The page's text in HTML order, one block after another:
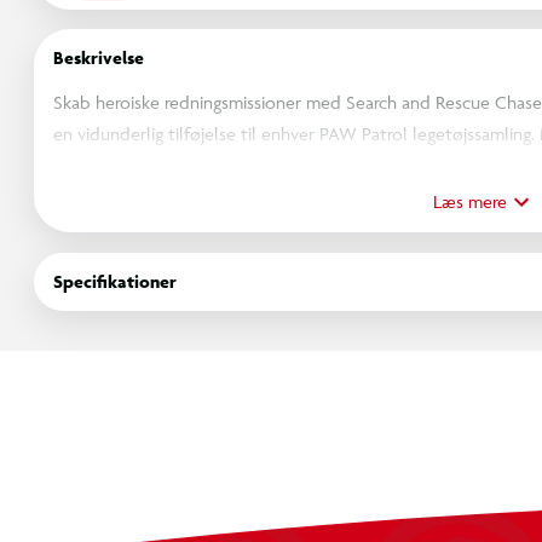
Beskrivelse
Skab heroiske redningsmissioner med Search and Rescue
en vidunderlig tilføjelse til enhver PAW Patrol legetøjssamling.
redningsleg og rollelege. Med spidse ører og superblød pels
broderier – klar til enhver mission. Børn kan fordybe sig i PAW
redningsaktioner og spændende eventyr. Genoplev elskede
og PAW Patrol Filmen eller skab helt nye fortællinger med et
Læs mere
Specifikationer